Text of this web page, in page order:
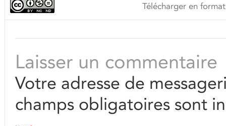
Télécharger en
Laisser un commentaire
Votre adresse de
champs obligatoires sont